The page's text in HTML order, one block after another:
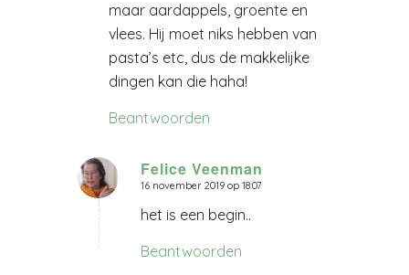
maar aardappels, groente en
vlees. Hij moet niks hebben van
pasta’s etc, dus de makkelijke
dingen kan die haha!
Beantwoorden
Felice Veenman
zegt:
16 november 2019 op 18:07
het is een begin..
Beantwoorden